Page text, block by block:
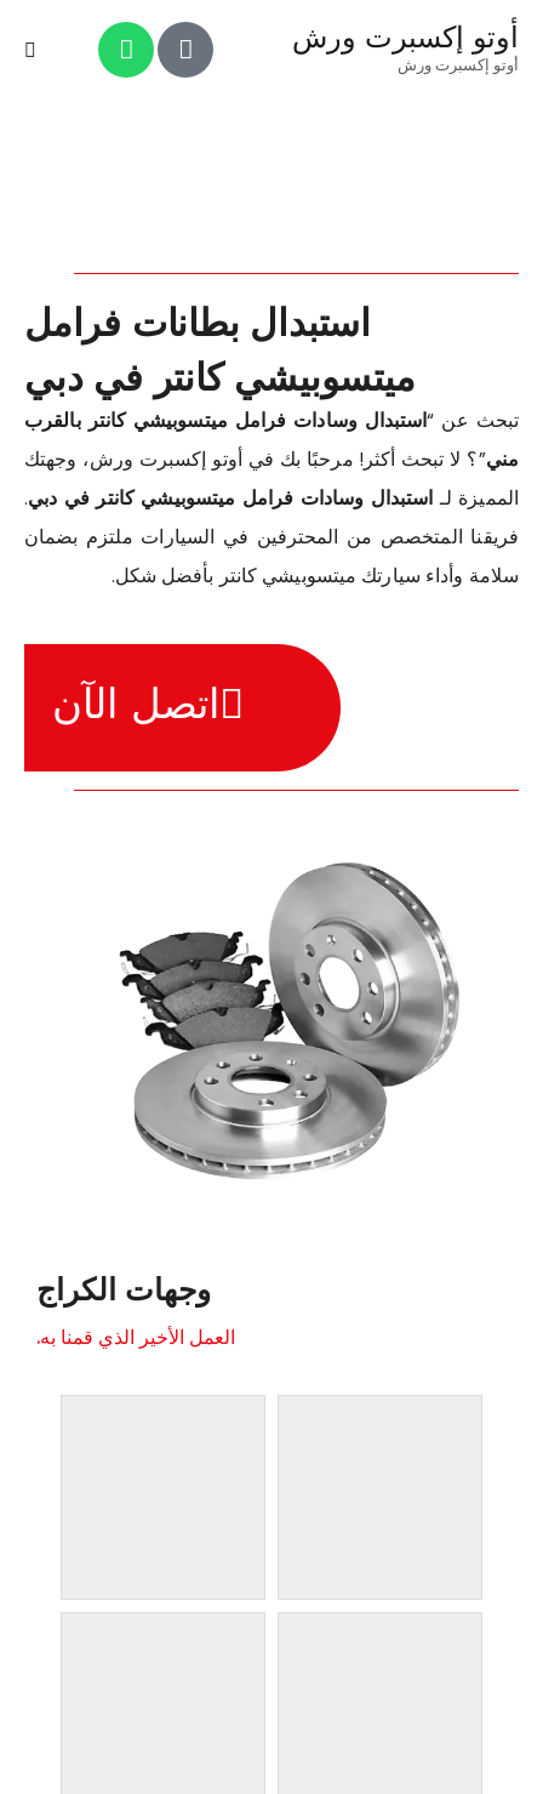
أوتو إكسبرت ورش
أوتو إكسبرت ورش
استبدال بطانات فرامل
ميتسوبيشي كانتر في دبي
تبحث عن “استبدال وسادات فرامل ميتسوبيشي كانتر بالقرب
مني”؟ لا تبحث أكثر! مرحبًا بك في أوتو إكسبرت ورش، وجهتك
المميزة لـ استبدال وسادات فرامل ميتسوبيشي كانتر في دبي.
فريقنا المتخصص من المحترفين في السيارات ملتزم بضمان
سلامة وأداء سيارتك ميتسوبيشي كانتر بأفضل شكل.
اتصل الآن
وجهات الكراج
العمل الأخير الذي قمنا به.